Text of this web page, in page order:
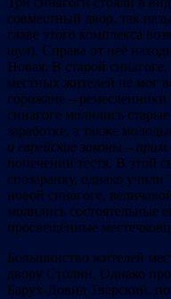
совместный двор, так
главе этого комплекса
шул). Справа от неё
Новая. В старой
местных жителей не мог
горожане –
синагоге молились
заработке, а также
и еврейские законы – прим.
попечении тестя. В этой
спозаранку, однако
новой синагоге,
молились состоятельные
просвещённые
Большинство жителей
двору Столин. Однако
Барух-Довид Тверский,